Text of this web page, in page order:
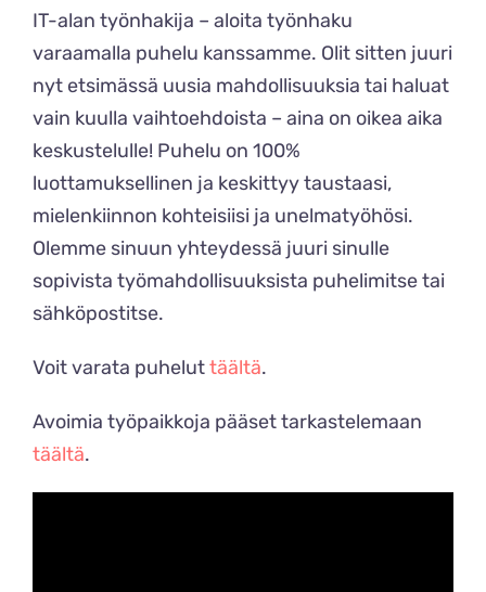
IT-alan työnhakija – aloita työnhaku
varaamalla puhelu kanssamme. Olit sitten juuri
nyt etsimässä uusia mahdollisuuksia tai haluat
vain kuulla vaihtoehdoista – aina on oikea aika
keskustelulle! Puhelu on 100%
luottamuksellinen ja keskittyy taustaasi,
mielenkiinnon kohteisiisi ja unelmatyöhösi.
Olemme sinuun yhteydessä juuri sinulle
sopivista työmahdollisuuksista puhelimitse tai
sähköpostitse.
Voit varata puheluttäältä.
Avoimia työpaikkoja pääset tarkastelemaan
täältä.